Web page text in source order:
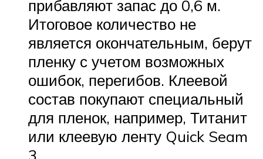
прибавляют запас до 0,6 м.
Итоговое количество не
является окончательным, берут
пленку с учетом возможных
ошибок, перегибов. Клеевой
состав покупают специальный
для пленок, например, Титанит
или клеевую ленту Quick Seam
3.